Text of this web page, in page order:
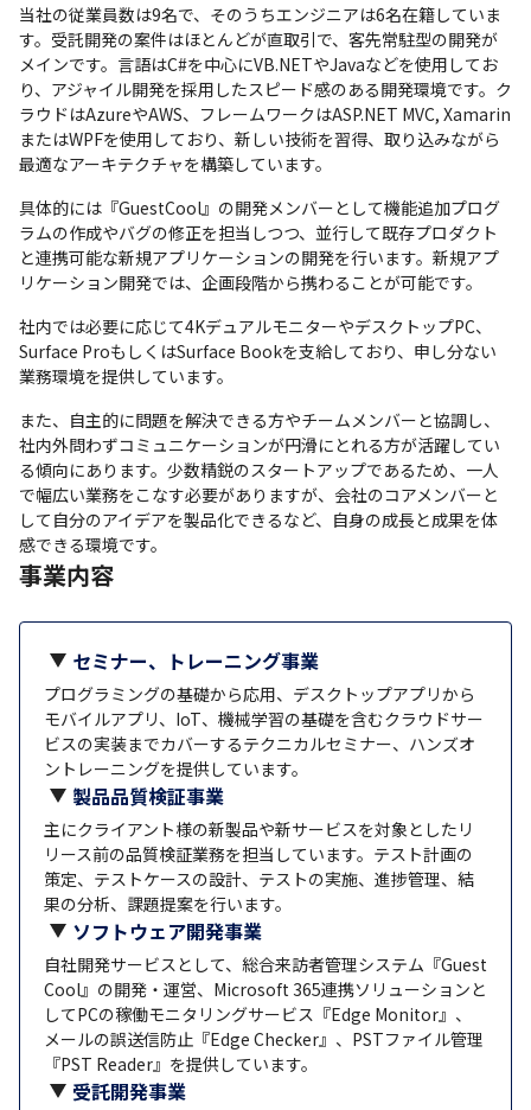
当社の従業員数は9名で、そのうちエンジニアは6名在籍していま
す。受託開発の案件はほとんどが直取引で、客先常駐型の開発が
メインです。言語はC#を中心にVB.NETやJavaなどを使用してお
り、アジャイル開発を採用したスピード感のある開発環境です。ク
ラウドはAzureやAWS、フレームワークはASP.NET MVC, Xamarin
またはWPFを使用しており、新しい技術を習得、取り込みながら
最適なアーキテクチャを構築しています。
具体的には『GuestCool』の開発メンバーとして機能追加プログ
ラムの作成やバグの修正を担当しつつ、並行して既存プロダクト
と連携可能な新規アプリケーションの開発を行います。新規アプ
リケーション開発では、企画段階から携わることが可能です。
社内では必要に応じて4KデュアルモニターやデスクトップPC、
Surface ProもしくはSurface Bookを支給しており、申し分ない
業務環境を提供しています。
また、自主的に問題を解決できる方やチームメンバーと協調し、
社内外問わずコミュニケーションが円滑にとれる方が活躍してい
る傾向にあります。少数精鋭のスタートアップであるため、一人
で幅広い業務をこなす必要がありますが、会社のコアメンバーと
して自分のアイデアを製品化できるなど、自身の成長と成果を体
感できる環境です。
事業内容
セミナー、トレーニング事業
プログラミングの基礎から応用、デスクトップアプリから
モバイルアプリ、IoT、機械学習の基礎を含むクラウドサー
ビスの実装までカバーするテクニカルセミナー、ハンズオ
ントレーニングを提供しています。
製品品質検証事業
主にクライアント様の新製品や新サービスを対象としたリ
リース前の品質検証業務を担当しています。テスト計画の
策定、テストケースの設計、テストの実施、進捗管理、結
果の分析、課題提案を行います。
ソフトウェア開発事業
自社開発サービスとして、総合来訪者管理システム『Guest
Cool』の開発・運営、Microsoft 365連携ソリューションと
してPCの稼働モニタリングサービス『Edge Monitor』、
メールの誤送信防止『Edge Checker』、PSTファイル管理
『PST Reader』を提供しています。
受託開発事業